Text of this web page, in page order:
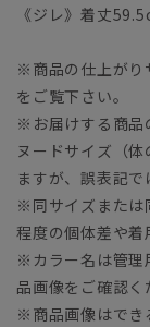
《ジレ》着丈
※商品の仕上がり
をご覧下さい。
※お届けする商品
ヌードサイズ（
ますが、誤表記で
※同サイズまたは
程度の個体差や着
※カラー名は管理
品画像をご確認く
※商品画像はでき